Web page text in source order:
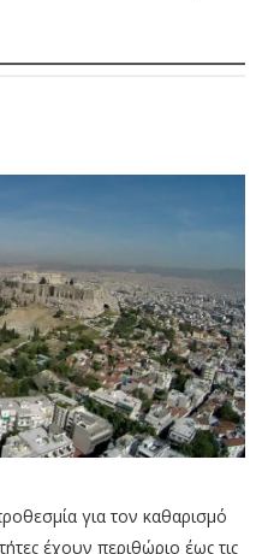
για τον καθαρισμό
έχουν περιθώριο έως τις